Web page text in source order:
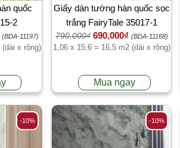
quốc
2
(BDA-11197)
x rộng)
Giấy dán tường hàn quốc sọc
trắng FairyTale 35017-1
790,000₫ 690,000₫ (BDA-11168)
1,06 x 15,6 = 16,5 m2 (dài x rộng)
Mua ngay
-10% -10%